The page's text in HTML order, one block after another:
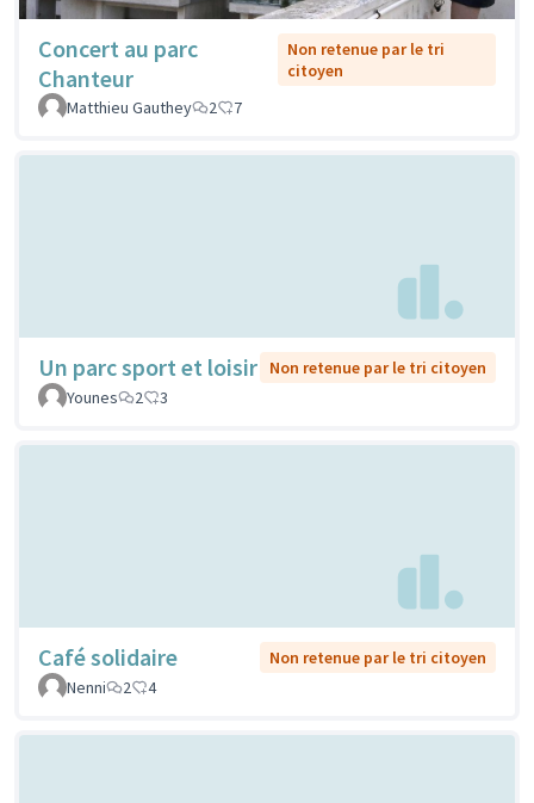
Concert au parc
Chanteur
Non retenue par le tri
citoyen
Matthieu Gauthey
2 7
Un parc sport et loisir
Non retenue par le tri citoyen
Younes
2 3
Café solidaire
Non retenue par le tri citoyen
Nenni
2 4